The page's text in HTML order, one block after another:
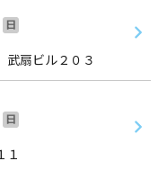
日
扇ビル２０３
日